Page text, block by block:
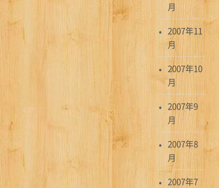
月
2007年11
月
2007年10
月
2007年9
月
2007年8
月
2007年7